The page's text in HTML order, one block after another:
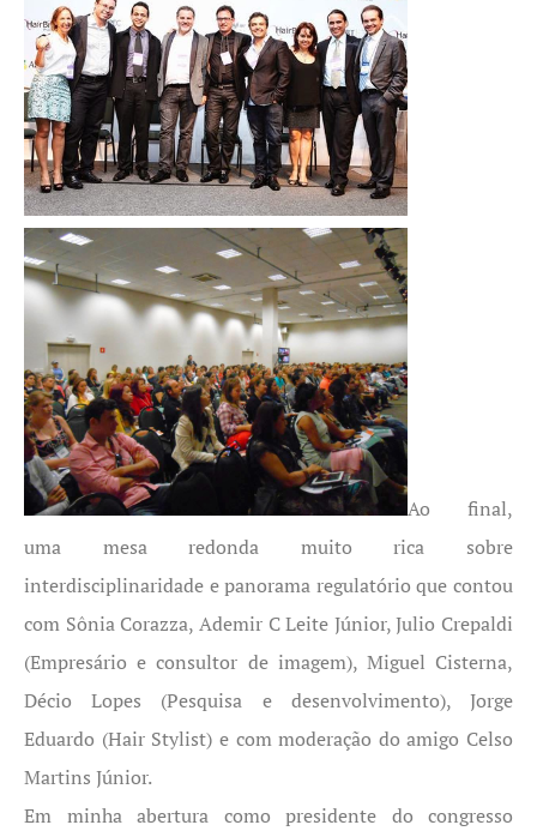
Ao final,
uma mesa redonda muito rica sobre
interdisciplinaridade e panorama regulatório que contou
com Sônia Corazza, Ademir C Leite Júnior, Julio Crepaldi
(Empresário e consultor de imagem), Miguel Cisterna,
Décio Lopes (Pesquisa e desenvolvimento), Jorge
Eduardo (Hair Stylist) e com moderação do amigo Celso
Martins Júnior.
Em minha abertura como presidente do congresso